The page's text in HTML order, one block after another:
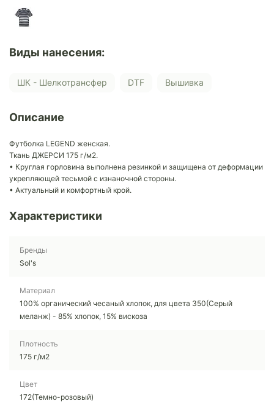
Виды нанесения:
ШК - Шелкотрансфер DTF Вышивка
Описание
Футболка LEGEND женская.
Ткань ДЖЕРСИ 175 г/м2.
• Круглая горловина выполнена резинкой и защищена от деформации
укрепляющей тесьмой с изнаночной стороны.
• Актуальный и комфортный крой.
Характеристики
Бренды
Sol's
Материал
100% органический чесаный хлопок, для цвета 350(Серый
меланж) - 85% хлопок, 15% вискоза
Плотность
175 г/м2
Цвет
172(Темно-розовый)